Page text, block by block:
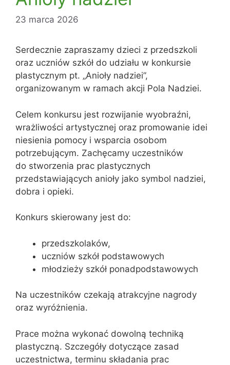
23 marca 2026
Serdecznie zapraszamy dzieci z przedszkoli
oraz uczniów szkół do udziału w konkursie
plastycznym pt. „Anioły nadziei”,
organizowanym w ramach akcji Pola Nadziei.
Celem konkursu jest rozwijanie wyobraźni,
wrażliwości artystycznej oraz promowanie idei
niesienia pomocy i wsparcia osobom
potrzebującym. Zachęcamy uczestników
do stworzenia prac plastycznych
przedstawiających anioły jako symbol nadziei,
dobra i opieki.
Konkurs skierowany jest do:
przedszkolaków,
uczniów szkół podstawowych
młodzieży szkół ponadpodstawowych
Na uczestników czekają atrakcyjne nagrody
oraz wyróżnienia.
Prace można wykonać dowolną techniką
plastyczną. Szczegóły dotyczące zasad
uczestnictwa, terminu składania prac